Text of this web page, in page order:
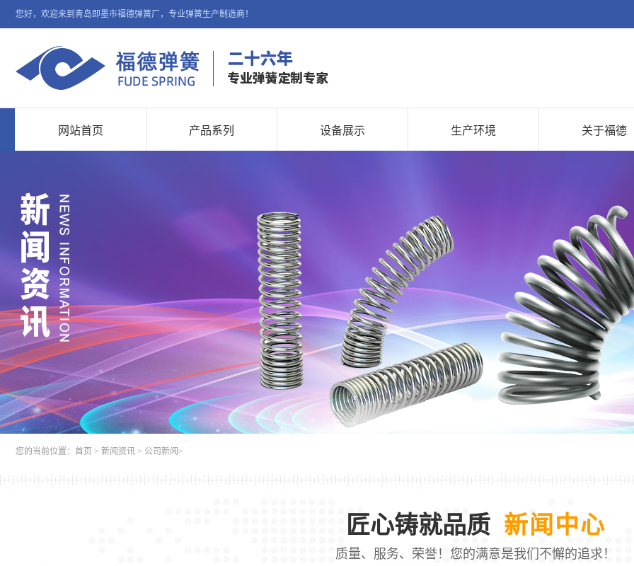
您好，欢迎来到青岛即墨市福德弹簧厂，专业弹簧生产制造商！
网站首页 产品系列 设备展示 生产环境 关于福德
您的当前位置： 首页 > 新闻资讯 > 公司新闻 >
匠心铸就品质 新闻中心
质量、服务、荣誉！您的满意是我们不懈的追求！